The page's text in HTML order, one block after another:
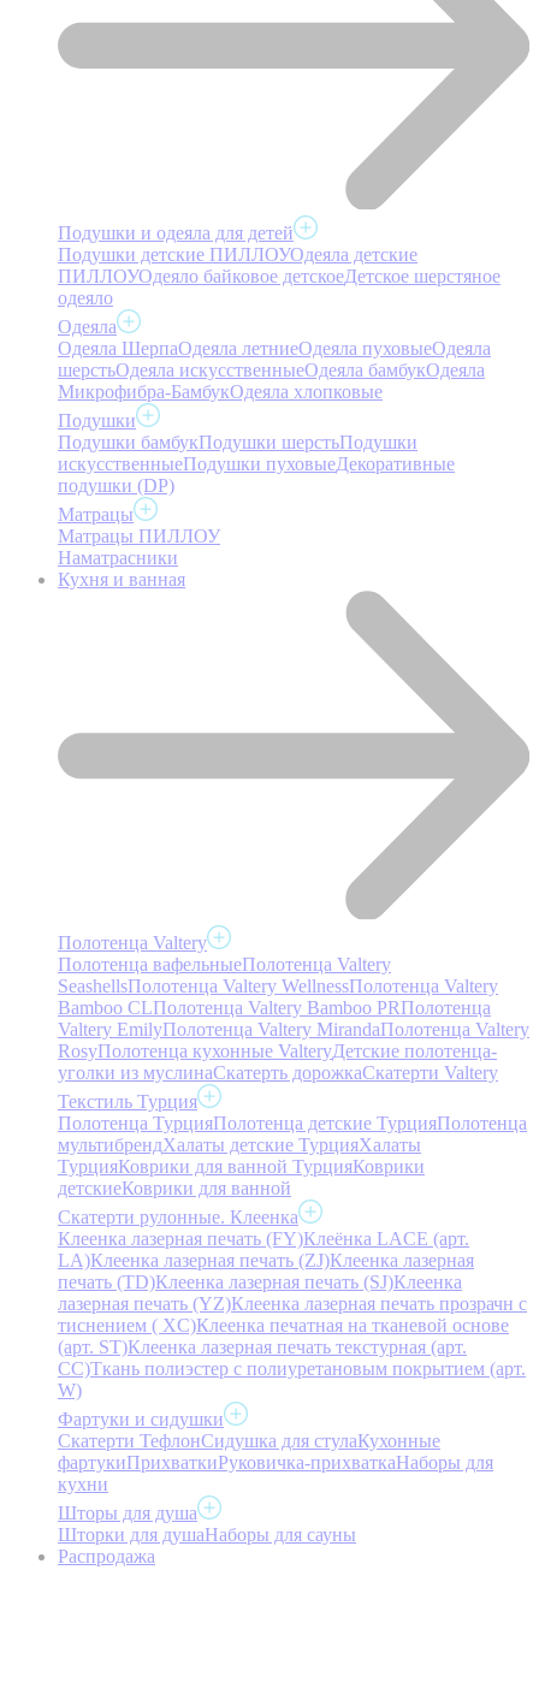
Подушки и одеяла для детей
Подушки детские ПИЛЛОУОдеяла детские
ПИЛЛОУОдеяло байковое детскоеДетское шерстяное
одеяло
Одеяла
Одеяла ШерпаОдеяла летниеОдеяла пуховыеОдеяла
шерстьОдеяла искусственныеОдеяла бамбукОдеяла
Микрофибра-БамбукОдеяла хлопковые
Подушки
Подушки бамбукПодушки шерстьПодушки
искусственныеПодушки пуховыеДекоративные
подушки (DP)
Матрацы
Матрацы ПИЛЛОУ
Наматрасники
Кухня и ванная
Полотенца Valtery
Полотенца вафельныеПолотенца Valtery
SeashellsПолотенца Valtery WellnessПолотенца Valtery
Bamboo CLПолотенца Valtery Bamboo PRПолотенца
Valtery EmilyПолотенца Valtery MirandaПолотенца Valtery
RosyПолотенца кухонные ValteryДетские полотенца-
уголки из муслинаСкатерть дорожкаСкатерти Valtery
Текстиль Турция
Полотенца ТурцияПолотенца детские ТурцияПолотенца
мультибрендХалаты детские ТурцияХалаты
ТурцияКоврики для ванной ТурцияКоврики
детскиеКоврики для ванной
Скатерти рулонные. Клеенка
Клеенка лазерная печать (FY)Клеёнка LACE (арт.
LA)Клеенка лазерная печать (ZJ)Клеенка лазерная
печать (TD)Клеенка лазерная печать (SJ)Клеенка
лазерная печать (YZ)Клеенка лазерная печать прозрачн с
тиснением ( XC)Клеенка печатная на тканевой основе
(арт. ST)Клеенка лазерная печать текстурная (арт.
CC)Ткань полиэстер с полиуретановым покрытием (арт.
W)
Фартуки и сидушки
Скатерти ТефлонСидушка для стулаКухонные
фартукиПрихваткиРуковичка-прихваткаНаборы для
кухни
Шторы для душа
Шторки для душаНаборы для сауны
Распродажа